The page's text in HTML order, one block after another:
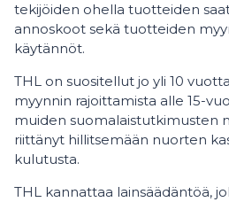
tekijöiden ohella tuotteiden
annoskoot sekä tuotteiden
käytännöt.
THL on suositellut jo yli 10
myynnin rajoittamista alle 15-
muiden suomalaistutkimusten
riittänyt hillitsemään nuorten
kulutusta.
THL kannattaa lainsäädäntöä,